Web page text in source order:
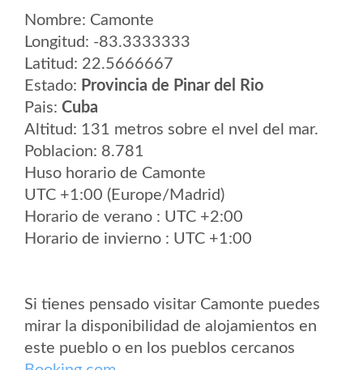
Nombre: Camonte
Longitud: -83.3333333
Latitud: 22.5666667
Estado: Provincia de Pinar del Rio
Pais: Cuba
Altitud: 131 metros sobre el nvel del mar.
Poblacion: 8.781
Huso horario de Camonte
UTC +1:00 (Europe/Madrid)
Horario de verano : UTC +2:00
Horario de invierno : UTC +1:00
Si tienes pensado visitar Camonte puedes
mirar la disponibilidad de alojamientos en
este pueblo o en los pueblos cercanos